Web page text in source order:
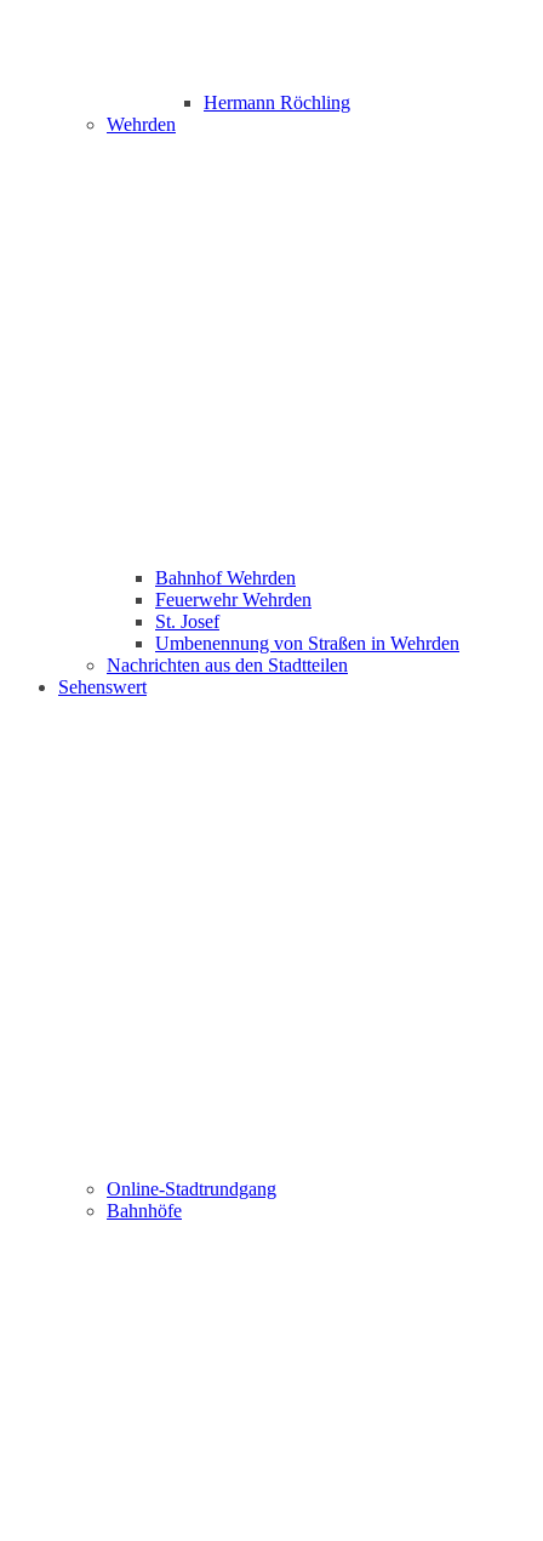
Hermann Röchling
Wehrden
Bahnhof Wehrden
Feuerwehr Wehrden
St. Josef
Umbenennung von Straßen in Wehrden
Nachrichten aus den Stadtteilen
Sehenswert
Online-Stadtrundgang
Bahnhöfe